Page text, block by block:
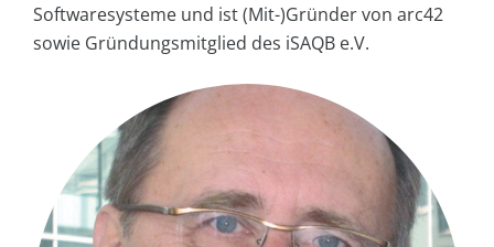
Softwaresysteme und ist (Mit-)Gründer von arc42
sowie Gründungsmitglied des iSAQB e.V.